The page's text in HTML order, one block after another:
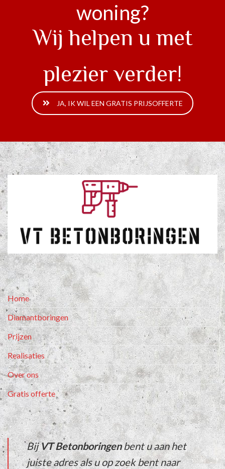
woning?
Wij helpen u met
plezier verder!
JA, IK WIL EEN GRATIS PRIJSOFFERTE
Home
Diamantboringen
Prijzen
Realisaties
Over ons
Gratis offerte
BijVT Betonboringenbent u aan het
juiste adres als u op zoek bent naar